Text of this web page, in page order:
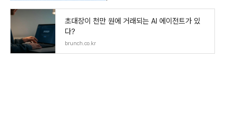
초대장이 천만 원에 거래되는 AI 에이전트가 있
다?
brunch.co.kr